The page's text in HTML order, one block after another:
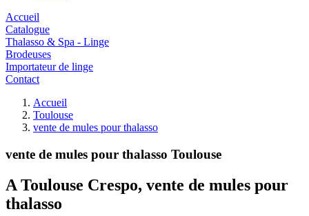
Accueil
Catalogue
Thalasso & Spa - Linge
Brodeuses
Importateur de linge
Contact
Accueil
Toulouse
vente de mules pour thalasso
vente de mules pour thalasso Toulouse
A Toulouse Crespo, vente de mules pour
thalasso